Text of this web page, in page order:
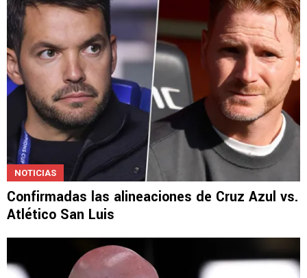
NOTICIAS
Confirmadas las alineaciones de Cruz Azul vs.
Atlético San Luis